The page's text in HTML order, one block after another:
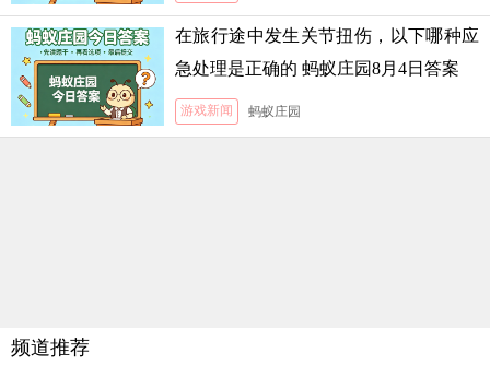
在旅行途中发生关节扭伤，以下哪种应
急处理是正确的 蚂蚁庄园8月4日答案
游戏新闻 蚂蚁庄园
频道推荐